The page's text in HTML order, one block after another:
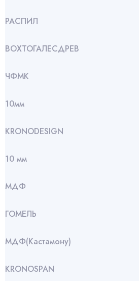
РАСПИЛ
ВОХТОГАЛЕСДРЕВ
ЧФМК
10мм
KRONODESIGN
10 мм
МДФ
ГОМЕЛЬ
МДФ(Кастамону)
KRONOSPAN